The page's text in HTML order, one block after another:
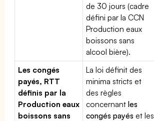
de 30 jours (cadre
défini par la CCN
Production eaux
boissons sans
alcool bière).
Les congés
payés, RTT
définis par la
Production eaux
boissons sans
La loi définit des
minima stricts et
des règles
concernantles
congés payés et les